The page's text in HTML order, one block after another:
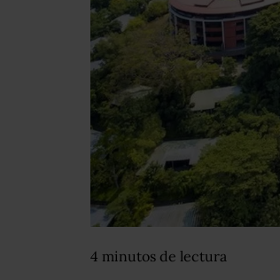
4 minutos de lectura